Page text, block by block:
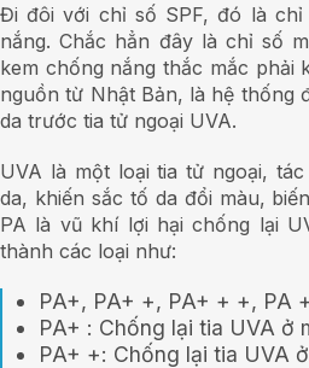
Đi đôi với chỉ số SPF, đó là
nắng. Chắc hẳn đây là chỉ số
kem chống nắng thắc mắc phải
nguồn từ Nhật Bản, là hệ thống
da trước tia tử ngoại UVA.
UVA là một loại tia tử ngoại,
da, khiến sắc tố da đổi màu,
PA là vũ khí lợi hại chống lại
thành các loại như:
PA+, PA+ +, PA+ + +, PA
PA+ : Chống lại tia UVA ở
PA+ +: Chống lại tia UVA